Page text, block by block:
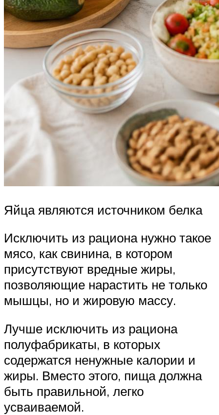
Яйца являются источником белка
Исключить из рациона нужно такое
мясо, как свинина, в котором
присутствуют вредные жиры,
позволяющие нарастить не только
мышцы, но и жировую массу.
Лучше исключить из рациона
полуфабрикаты, в которых
содержатся ненужные калории и
жиры. Вместо этого, пища должна
быть правильной, легко
усваиваемой.